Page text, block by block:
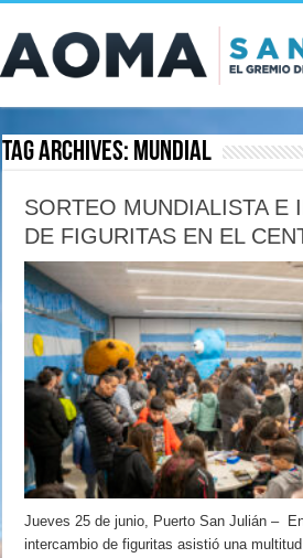
Tag Archives: mundial
SORTEO MUNDIALISTA E
DE FIGURITAS EN EL
Jueves 25 de junio, Puerto San Julián –
intercambio de figuritas asistió una